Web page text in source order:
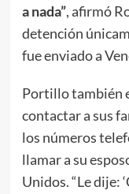
a nada”, afirmó
detención
fue enviado a
Portillo también
contactar a sus
los números
llamar a su
Unidos. “Le dije: